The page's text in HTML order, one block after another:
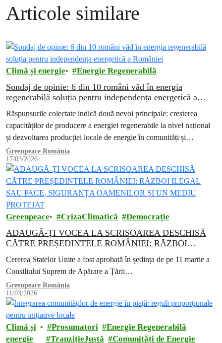
Articole similare
Climă și energie Energie Regenerabilă
Sondaj de opinie: 6 din 10 români văd în energia
regenerabilă soluția pentru independența energetică a
Răspunsurile colectate indică două nevoi principale: creșterea
capacităților de producere a energiei regenerabile la nivel național
și dezvoltarea producției locale de energie în comunități și
gospodării.
Greenpeace România
17/03/2026
Greenpeace CrizaClimatică Democraţie
ADAUGĂ-ȚI VOCEA LA SCRISOAREA DESCHISĂ
CĂTRE PREȘEDINTELE ROMÂNIEI: RĂZBOI
ILEGAL SAU PACE, SIGURANȚA OAMENILOR ȘI
UN MEDIU PROTEJAT
Cererea Statelor Unite a fost aprobată în ședința de pe 11 martie a
Consiliului Suprem de Apărare a Ţării…
Greenpeace România
11/03/2026
Climă și
energie
Prosumatori
Energie Regenerabilă
TranzițieJustă
Comunități de Energie